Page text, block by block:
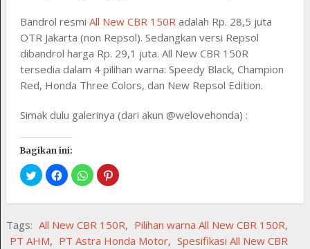
Bandrol resmi All New CBR 150Radalah Rp. 28,5 juta
OTR Jakarta (non Repsol). Sedangkan versi Repsol
dibandrol harga Rp. 29,1 juta. All New CBR 150R
tersedia dalam 4 pilihan warna: Speedy Black, Champion
Red, Honda Three Colors, dan New Repsol Edition.
Simak dulu galerinya (dari akun @welovehonda) :
Bagikan ini:
Tags: All New CBR 150R, Pilihan warna All New CBR 150R,
PT AHM, PT Astra Honda Motor, Spesifikasi All New CBR